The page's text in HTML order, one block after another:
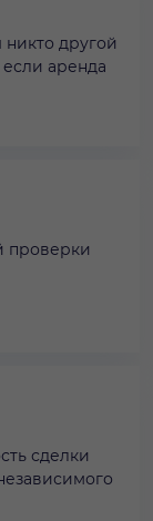
другой
аренда
проверки
сделки